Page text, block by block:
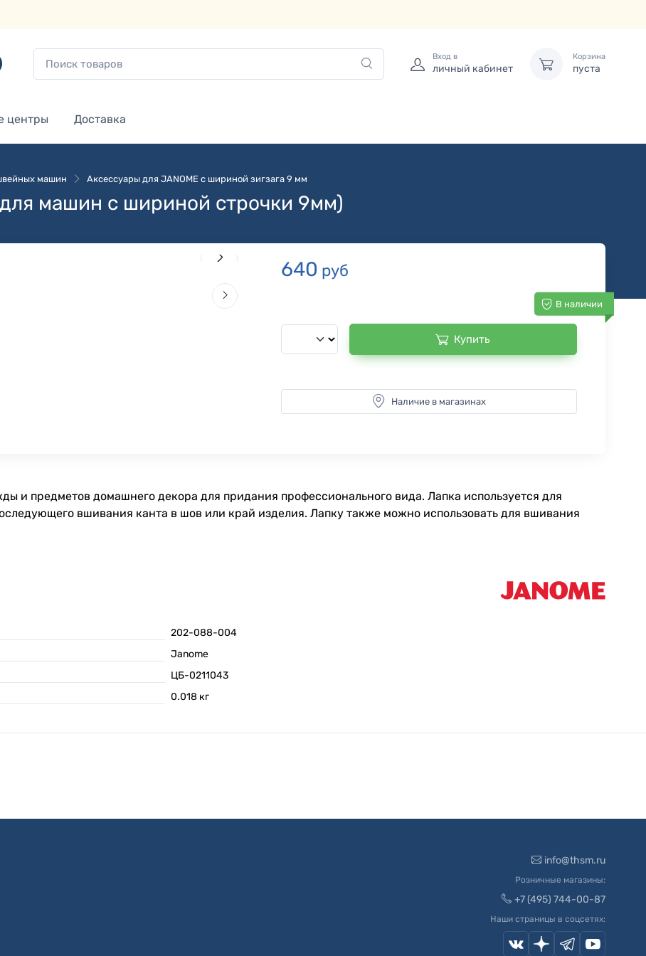
Вход в
личный кабинет
Корзина
пуста
центры Доставка
машин Аксессуары для JANOME с шириной зигзага 9 мм
машин с шириной строчки 9мм)
640 руб
В наличии
Купить
Наличие в магазинах
и предметов домашнего декора для придания профессионального вида. Лапка используется для
вшивания канта в шов или край изделия. Лапку также можно использовать для вшивания
202-088-004
Janome
ЦБ-0211043
0.018 кг
info@thsm.ru
Розничные магазины:
+7 (495) 744-00-87
Наши страницы в соцсетях: